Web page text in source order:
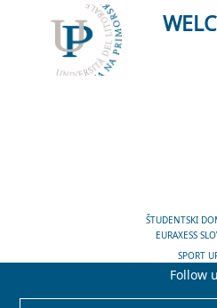
ŠTUDENTSKI
EURAXESS
SPORT
CENTER FORFollow